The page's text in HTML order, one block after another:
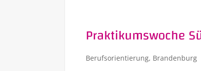
Praktikumswoche
Berufsorientierung, Brandenburg